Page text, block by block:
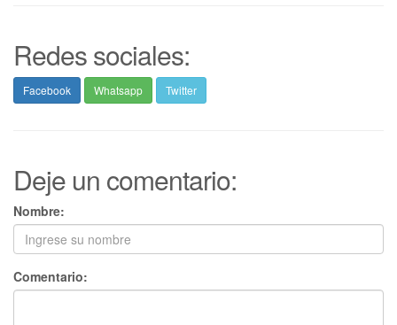
Redes sociales:
Facebook Whatsapp Twitter
Deje un comentario:
Nombre:
Comentario: